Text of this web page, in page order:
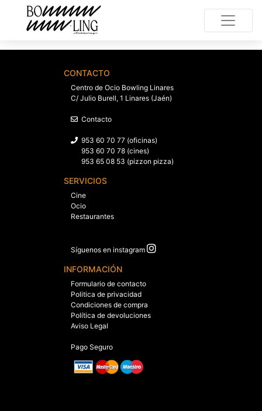
CONTACTO
Centro de Ocio Bowling Linares
C/ Julio Burell, 1 Linares (Jaén)
Contacto
953 60 70 77 (oficinas)
953 60 70 78 (cines)
953 65 08 53 (pizzon pizza)
SERVICIOS
Cine
Ocio
Restaurantes
Síguenos en instagram
INFORMACIÓN
Formulario de contacto
Politica de privacidad
Condiciones de compra
Política de devoluciones
Aviso Legal
Pago Seguro